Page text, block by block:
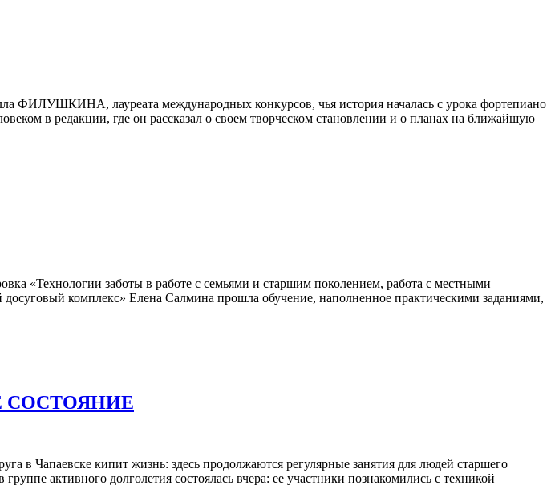
ФИЛУШКИНА, лауреата международных конкурсов, чья история началась с урока фортепиано
в редакции, где он рассказал о своем творческом становлении и о планах на ближайшую
«Технологии заботы в работе с семьями и старшим поколением, работа с местными
комплекс» Елена Салмина прошла обучение, наполненное практическими заданиями,
СОСТОЯНИЕ
в Чапаевске кипит жизнь: здесь продолжаются регулярные занятия для людей старшего
активного долголетия состоялась вчера: ее участники познакомились с техникой